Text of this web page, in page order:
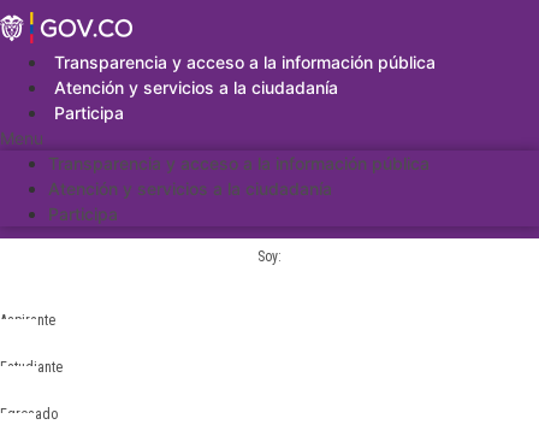
Saltar
al
contenidoTransparencia y acceso a la información pública
Atención y servicios a la ciudadanía
Participa
Menu
Transparencia y acceso a la información pública
Atención y servicios a la ciudadanía
Participa
Soy:
Aspirante
Estudiante
Egresado